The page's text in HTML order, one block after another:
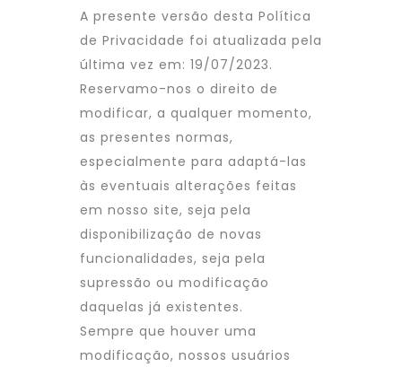
A presente versão desta Política
de Privacidade foi atualizada pela
última vez em: 19/07/2023.
Reservamo-nos o direito de
modificar, a qualquer momento,
as presentes normas,
especialmente para adaptá-las
às eventuais alterações feitas
em nosso site, seja pela
disponibilização de novas
funcionalidades, seja pela
supressão ou modificação
daquelas já existentes.
Sempre que houver uma
modificação, nossos usuários